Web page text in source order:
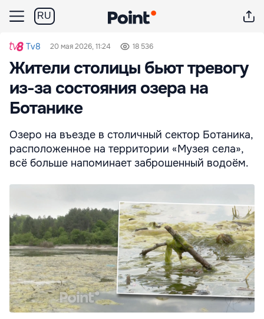
RU
Tv8 20 мая 2026, 11:24 18 536
Жители столицы бьют тревогу
из-за состояния озера на
Ботанике
Озеро на въезде в столичный сектор Ботаника,
расположенное на территории «Музея села»,
всё больше напоминает заброшенный водоём.